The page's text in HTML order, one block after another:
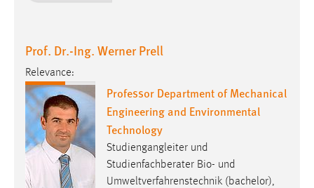
Prof. Dr.-Ing. Werner Prell
Relevance:
Professor Department of Mechanical
Engineering and Environmental
Technology
Studiengangleiter und
Studienfachberater Bio- und
Umweltverfahrenstechnik (bachelor),